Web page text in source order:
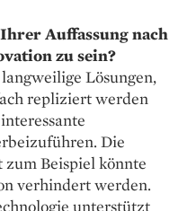
Auffassung nach
zu sein?
Lösungen,
repliziert ­werden
Die
Beispiel könnte
verhindert werden.
unterstützt